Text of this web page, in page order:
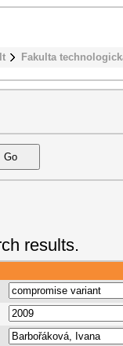
Fakulta
results.